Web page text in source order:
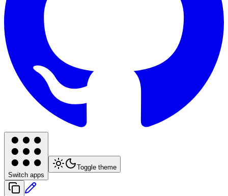
Switch apps
Toggle theme